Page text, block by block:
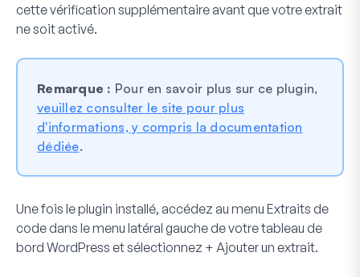
cette vérification supplémentaire avant que votre extrait
ne soit activé.
Remarque : Pour en savoir plus sur ce plugin,
veuillez consulter le site pour plus
d'informations, y compris la documentation
dédiée.
Une fois le plugin installé, accédez au menu Extraits de
codedans le menu latéral gauche de votre tableau de
bord WordPress et sélectionnez + Ajouter un extrait.